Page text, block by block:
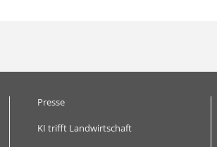
Presse
KI trifft Landwirtschaft